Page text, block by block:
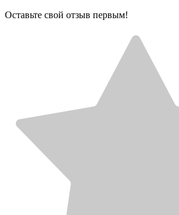
Оставьте свой отзыв первым!